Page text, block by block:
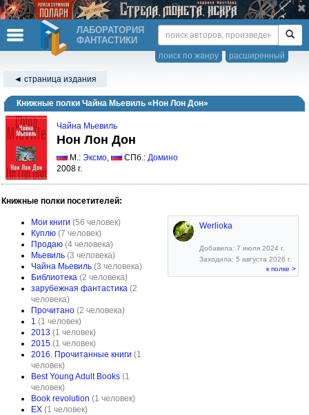
ЛАБОРАТОРИЯ
ФАНТАСТИКИ
расширенный
поиск по жанру
◄ страница издания
Книжные полки Чайна Мьевиль «Нон Лон Дон»
Чайна Мьевиль
Нон Лон Дон
М.: Эксмо, СПб.: Домино
2008 г.
Книжные полки посетителей:
Мои книги (56 человек)
Куплю (7 человек)
Продаю (4 человека)
Мьевиль (3 человека)
Чайна Мьевиль (3 человека)
Библиотека (2 человека)
зарубежная фантастика (2
человека)
Прочитано (2 человека)
1 (1 человек)
2013 (1 человек)
2015 (1 человек)
2016. Прочитанные книги (1
человек)
Best Young Adult Books (1
человек)
Book revolution (1 человек)
EX (1 человек)
Werlioka
Добавила: 7 июля 2024 г.
Заходила: 5 августа 2026 г.
к полке >